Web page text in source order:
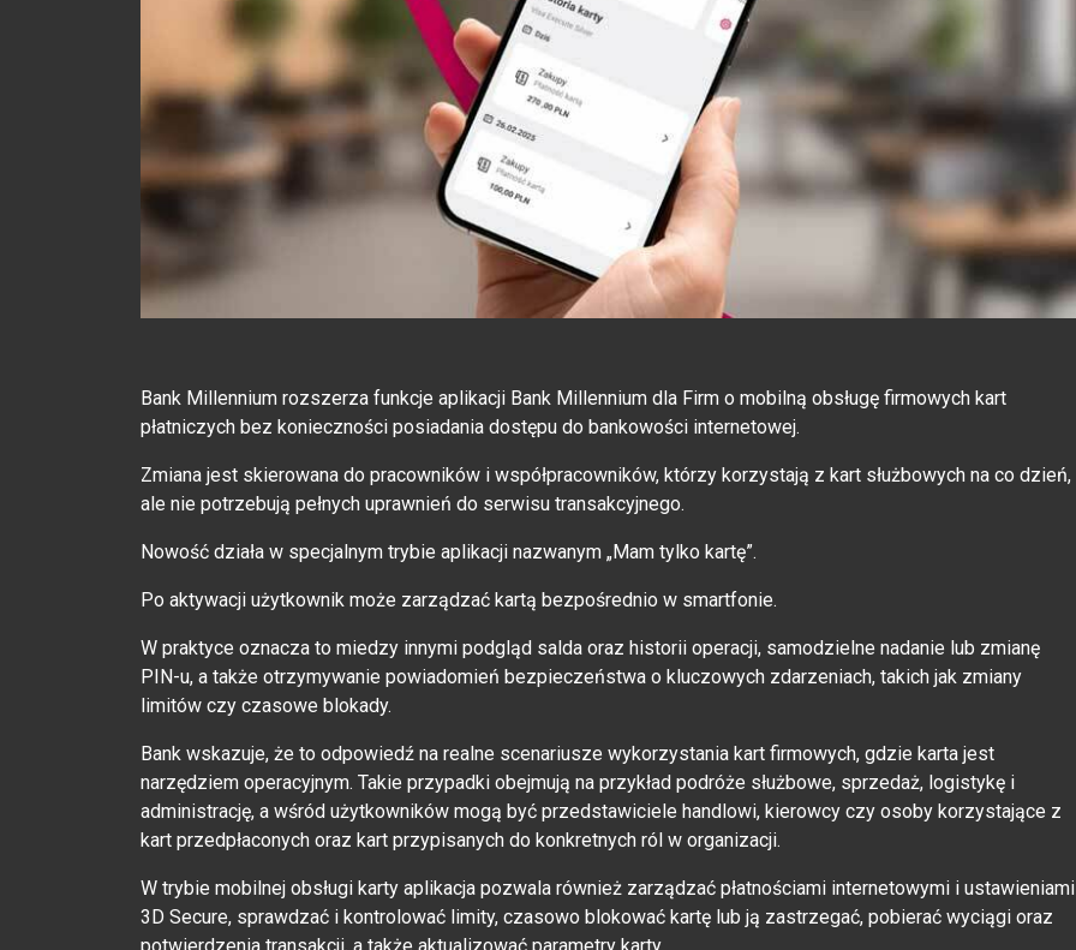
Bank Millennium rozszerza funkcje aplikacji Bank Millennium dla Firm o mobilną obsługę firmowych kart
płatniczych bez konieczności posiadania dostępu do bankowości internetowej.
Zmiana jest skierowana do pracowników i współpracowników, którzy korzystają z kart służbowych na co dzień,
ale nie potrzebują pełnych uprawnień do serwisu transakcyjnego.
Nowość działa w specjalnym trybie aplikacji nazwanym „Mam tylko kartę”.
Po aktywacji użytkownik może zarządzać kartą bezpośrednio w smartfonie.
W praktyce oznacza to miedzy innymi podgląd salda oraz historii operacji, samodzielne nadanie lub zmianę
PIN-u, a także otrzymywanie powiadomień bezpieczeństwa o kluczowych zdarzeniach, takich jak zmiany
limitów czy czasowe blokady.
Bank wskazuje, że to odpowiedź na realne scenariusze wykorzystania kart firmowych, gdzie karta jest
narzędziem operacyjnym. Takie przypadki obejmują na przykład podróże służbowe, sprzedaż, logistykę i
administrację, a wśród użytkowników mogą być przedstawiciele handlowi, kierowcy czy osoby korzystające z
kart przedpłaconych oraz kart przypisanych do konkretnych ról w organizacji.
W trybie mobilnej obsługi karty aplikacja pozwala również zarządzać płatnościami internetowymi i ustawieniami
3D Secure, sprawdzać i kontrolować limity, czasowo blokować kartę lub ją zastrzegać, pobierać wyciągi oraz
potwierdzenia transakcji, a także aktualizować parametry karty.